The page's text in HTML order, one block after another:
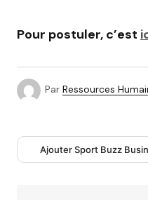
Pour postuler, c’est
Par Ressources
Ajouter Sport Buzz